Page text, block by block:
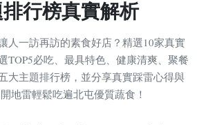
行榜真實解析
人一訪再訪的素食好店？精選10家真實
TOP5必吃、最具特色、健康清爽、聚餐
大主題排行榜，並分享真實踩雷心得與
地雷輕鬆吃遍北屯優質蔬食！